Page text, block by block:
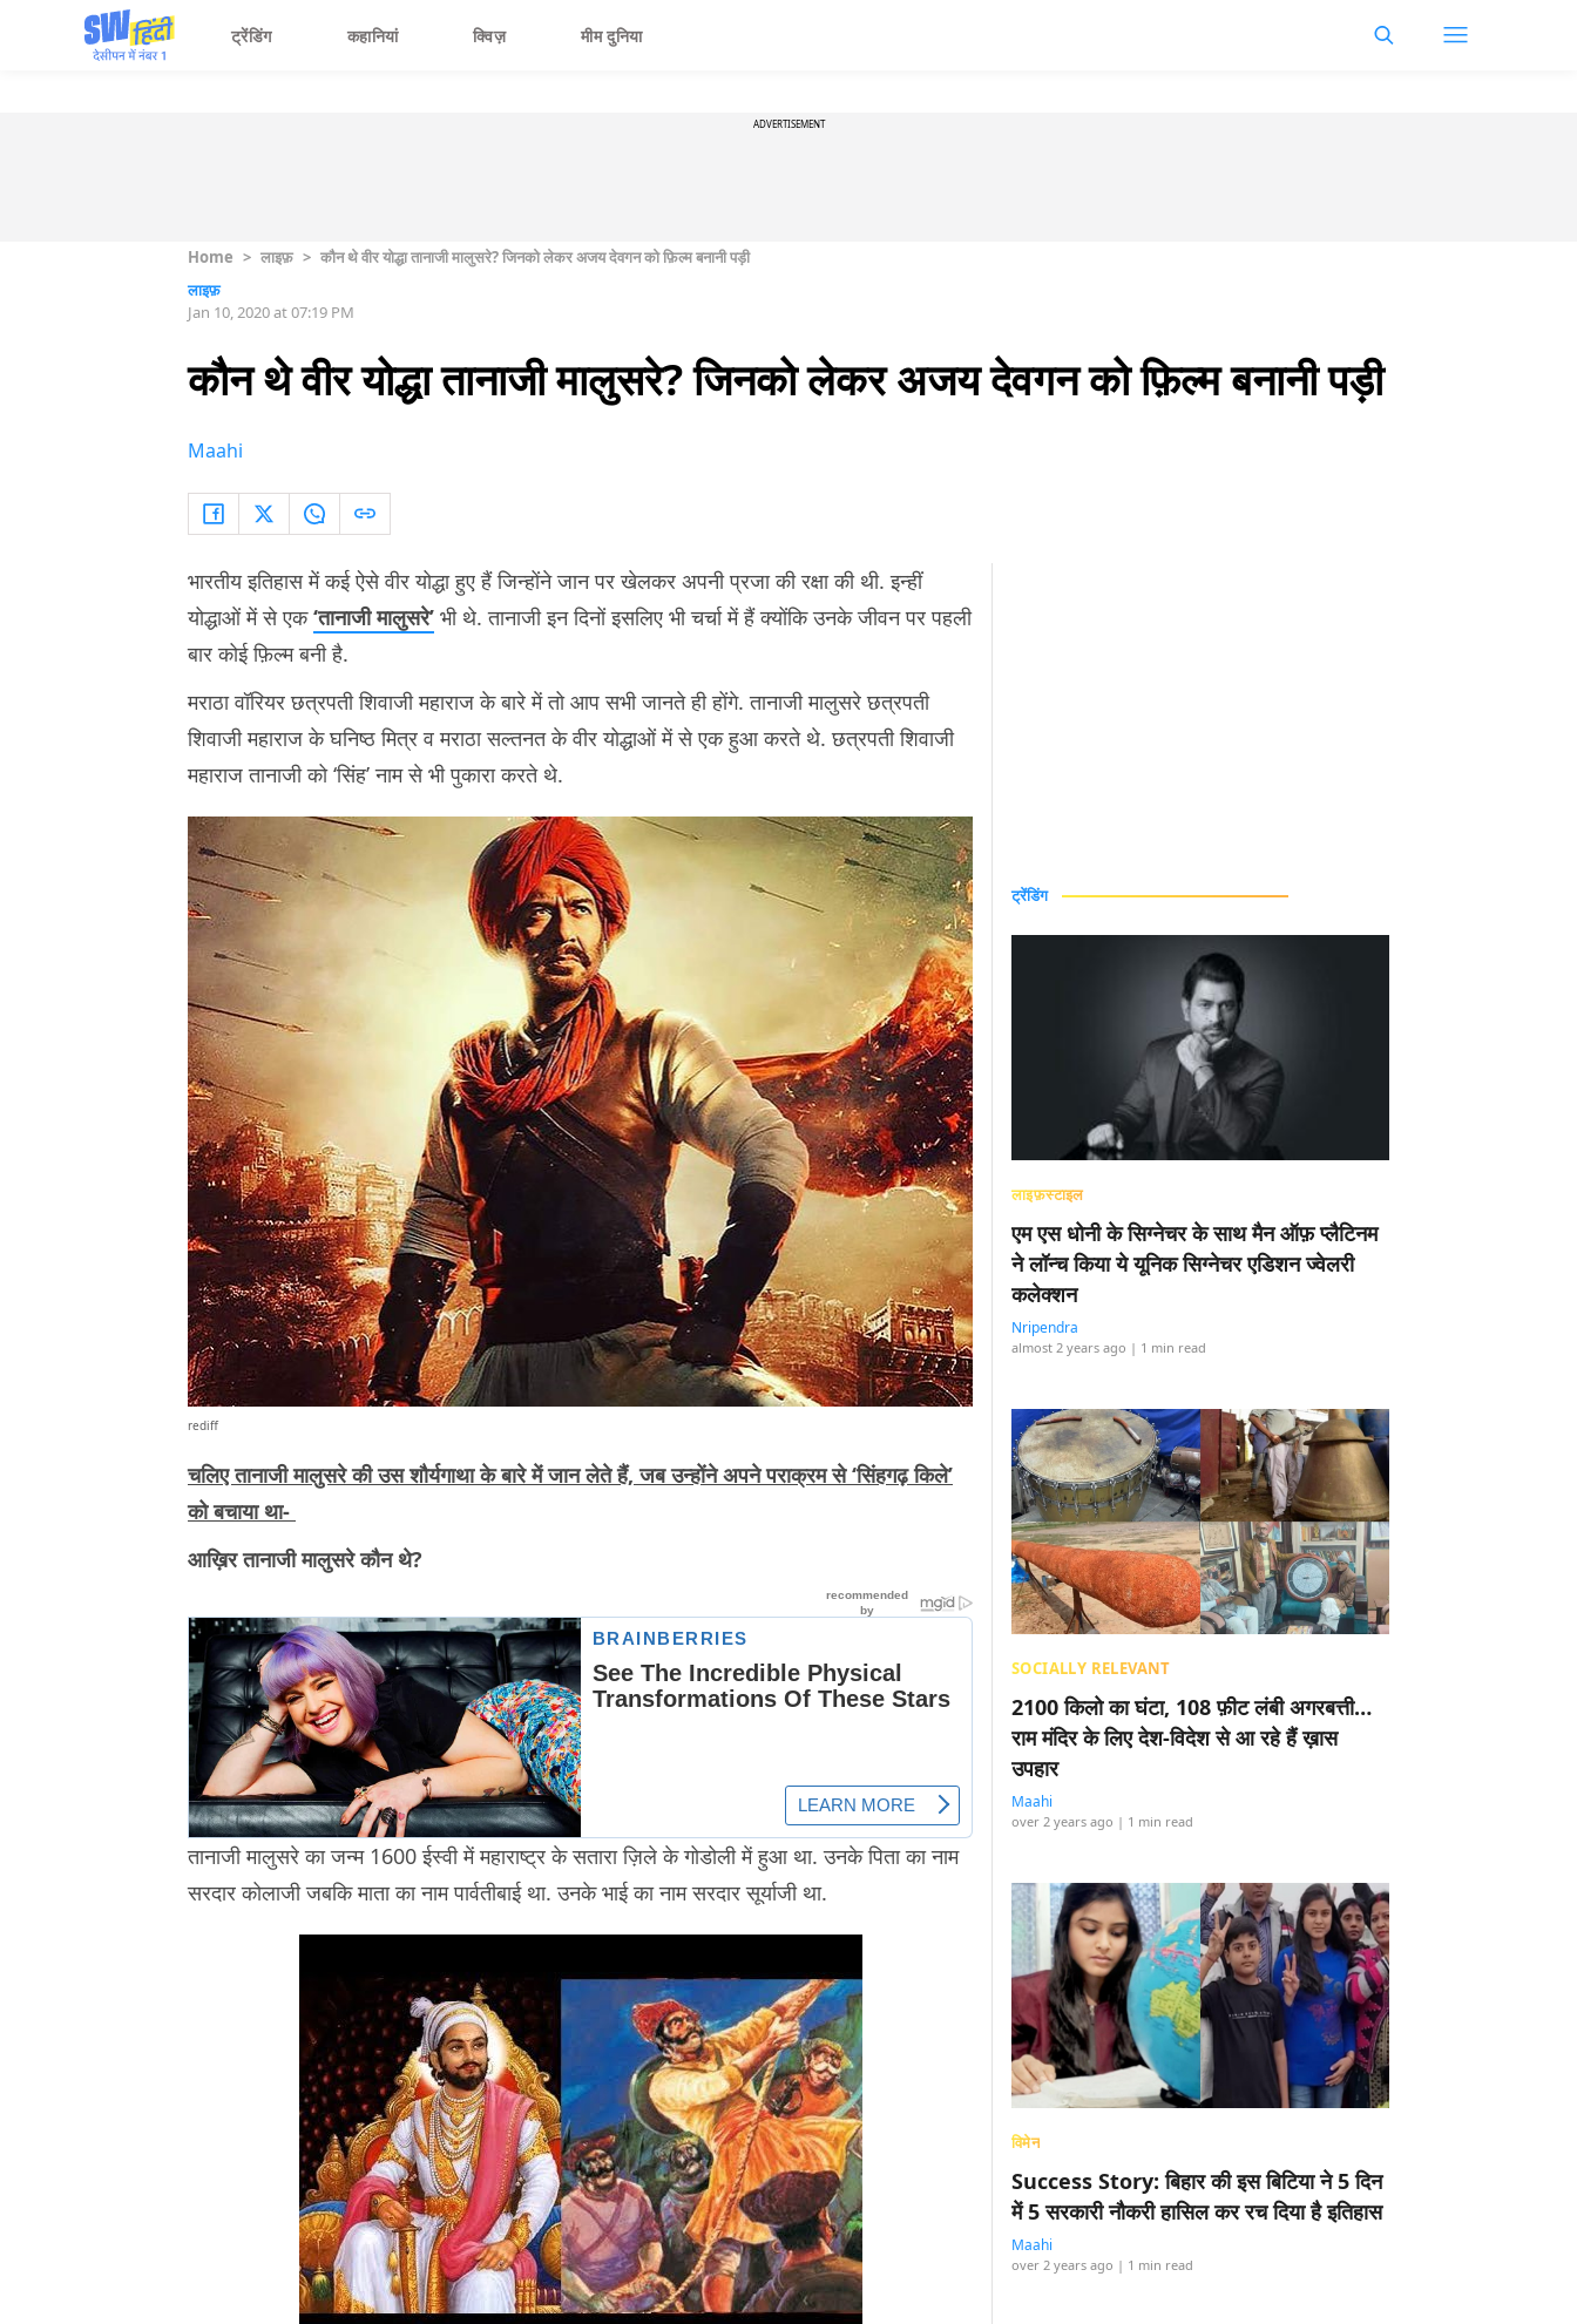
ट्रेंडिंग कहानियां क्विज़ मीम दुनिया
ADVERTISEMENT
Home > लाइफ़ > कौन थे वीर योद्धा तानाजी मालुसरे? जिनको लेकर अजय देवगन को फ़िल्म बनानी पड़ी
लाइफ़
Jan 10, 2020 at 07:19 PM
कौन थे वीर योद्धा तानाजी मालुसरे? जिनको लेकर अजय देवगन को फ़िल्म बनानी पड़ी
Maahi
भारतीय इतिहास में कई ऐसे वीर योद्धा हुए हैं जिन्होंने जान पर खेलकर अपनी प्रजा की रक्षा की थी. इन्हीं
योद्धाओं में से एक ‘तानाजी मालुसरे’ भी थे. तानाजी इन दिनों इसलिए भी चर्चा में हैं क्योंकि उनके जीवन पर पहली
बार कोई फ़िल्म बनी है.
मराठा वॉरियर छत्रपती शिवाजी महाराज के बारे में तो आप सभी जानते ही होंगे. तानाजी मालुसरे छत्रपती
शिवाजी महाराज के घनिष्ठ मित्र व मराठा सल्तनत के वीर योद्धाओं में से एक हुआ करते थे. छत्रपती शिवाजी
महाराज तानाजी को ‘सिंह’ नाम से भी पुकारा करते थे.
rediff
चलिए तानाजी मालुसरे की उस शौर्यगाथा के बारे में जान लेते हैं, जब उन्होंने अपने पराक्रम से ‘सिंहगढ़ किले’
को बचाया था-
आख़िर तानाजी मालुसरे कौन थे?
तानाजी मालुसरे का जन्म 1600 ईस्वी में महाराष्ट्र के सतारा ज़िले के गोडोली में हुआ था. उनके पिता का नाम
सरदार कोलाजी जबकि माता का नाम पार्वतीबाई था. उनके भाई का नाम सरदार सूर्याजी था.
ट्रेंडिंग
लाइफ़स्टाइल
एम एस धोनी के सिग्नेचर के साथ मैन ऑफ़ प्लैटिनम
ने लॉन्च किया ये यूनिक सिग्नेचर एडिशन ज्वेलरी
कलेक्शन
Nripendra
almost 2 years ago | 1 min read
SOCIALLY RELEVANT
2100 किलो का घंटा, 108 फ़ीट लंबी अगरबत्ती…
राम मंदिर के लिए देश-विदेश से आ रहे हैं ख़ास
उपहार
Maahi
over 2 years ago | 1 min read
विमेन
Success Story: बिहार की इस बिटिया ने 5 दिन
में 5 सरकारी नौकरी हासिल कर रच दिया है इतिहास
Maahi
over 2 years ago | 1 min read